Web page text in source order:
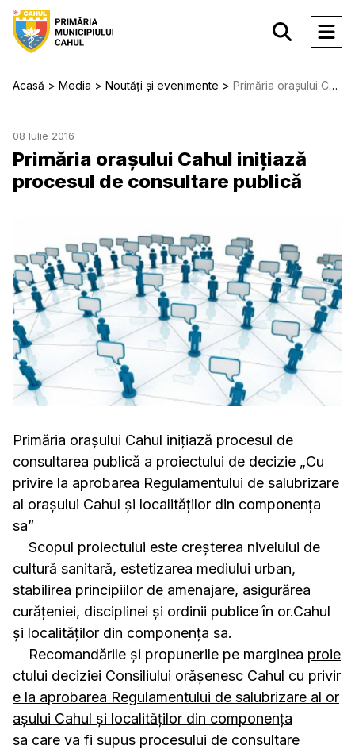
Acasă Media Noutăți și evenimente Primăria orașului Cahul iniţiază procesul de consultare publică
08 Iulie 2016
Primăria orașului Cahul iniţiază
procesul de consultare publică
Primăria orașului Cahul iniţiază procesul de
consultarea publică a proiectului de decizie „Cu
privire la aprobarea Regulamentului de salubrizare
al oraşului Cahul şi localităţilor din componenţa
sa”
Scopul proiectului este creşterea nivelului de
cultură sanitară, estetizarea mediului urban,
stabilirea principiilor de amenajare, asigurărea
curăţeniei, disciplinei şi ordinii publice în or.Cahul
şi localităţilor din componenţa sa.
Recomandările şi propunerile pe marginea proie
ctului deciziei Consiliului orășenesc Cahul cu privir
e la aprobarea Regulamentului de salubrizare al or
aşului Cahul şi localităţilor din componenţa
sa care va fi supus procesului de consultare